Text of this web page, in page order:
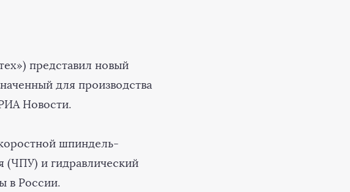
представил новый
для производства
Новости.
шпиндель-
(ЧПУ) и гидравлический
в России.